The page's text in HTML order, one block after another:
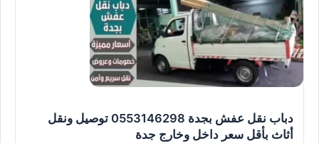
دباب نقل عفش بجدة 0553146298 توصيل ونقل
أثاث بأقل سعر داخل وخارج جدة